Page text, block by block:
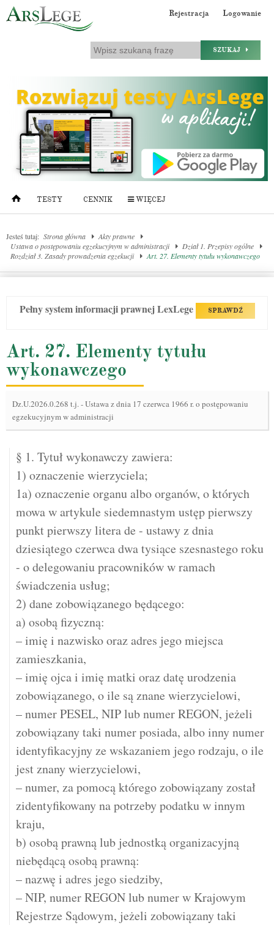
Rejestracja Logowanie
SZUKAJ
TESTY CENNIK WIĘCEJ
Jesteś tutaj: Strona główna
Akty prawne
Ustawa o postępowaniu egzekucyjnym w administracji
Dział 1. Przepisy ogólne
Rozdział 3. Zasady prowadzenia egzekucji
Art. 27. Elementy tytułu wykonawczego
Pełny system informacji prawnej LexLege SPRAWDŹ
Art. 27. Elementy tytułu
wykonawczego
Dz.U.2026.0.268 t.j.-Ustawa z dnia 17 czerwca 1966 r. o postępowaniu
egzekucyjnym w administracji
§ 1. Tytuł wykonawczy zawiera:
1) oznaczenie wierzyciela;
1a) oznaczenie organu albo organów, o których
mowa w artykule siedemnastym ustęp pierwszy
punkt pierwszy litera de - ustawy z dnia
dziesiątego czerwca dwa tysiące szesnastego roku
- o delegowaniu pracowników w ramach
świadczenia usług;
2) dane zobowiązanego będącego:
a) osobą fizyczną:
– imię i nazwisko oraz adres jego miejsca
zamieszkania,
– imię ojca i imię matki oraz datę urodzenia
zobowiązanego, o ile są znane wierzycielowi,
– numer PESEL, NIP lub numer REGON, jeżeli
zobowiązany taki numer posiada, albo inny numer
identyfikacyjny ze wskazaniem jego rodzaju, o ile
jest znany wierzycielowi,
– numer, za pomocą którego zobowiązany został
zidentyfikowany na potrzeby podatku w innym
kraju,
b) osobą prawną lub jednostką organizacyjną
niebędącą osobą prawną:
– nazwę i adres jego siedziby,
– NIP, numer REGON lub numer w Krajowym
Rejestrze Sądowym, jeżeli zobowiązany taki